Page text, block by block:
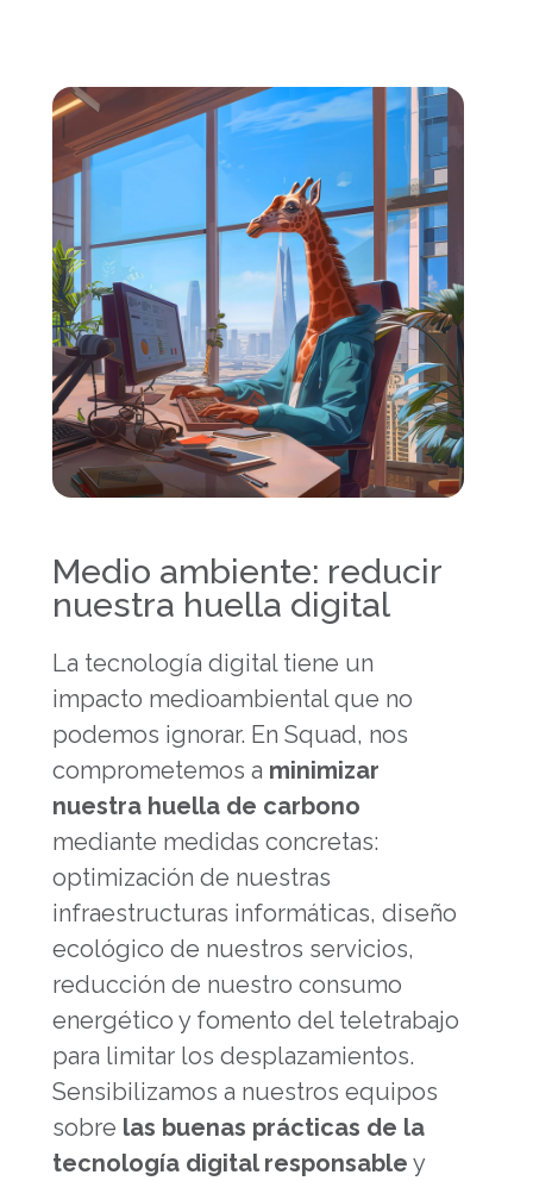
Medio ambiente: reducir
nuestra huella digital
La tecnología digital tiene un
impacto medioambiental que no
podemos ignorar. En Squad, nos
comprometemos a minimizar
nuestra huella de carbono
mediante medidas concretas:
optimización de nuestras
infraestructuras informáticas, diseño
ecológico de nuestros servicios,
reducción de nuestro consumo
energético y fomento del teletrabajo
para limitar los desplazamientos.
Sensibilizamos a nuestros equipos
sobre las buenas prácticas de la
tecnología digital responsable y